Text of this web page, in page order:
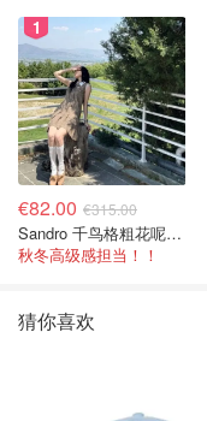
1
€82.00 €315.00
Sandro 千鸟格粗花呢连衣裙
秋冬高级感担当！！
猜你喜欢